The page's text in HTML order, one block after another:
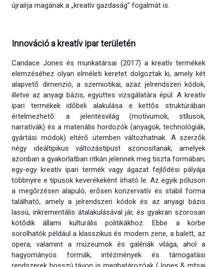
újraírja magának a „kreatív gazdaság” fogalmát is.
Innováció a kreatív ipar területén
Candace Jones és munkatársai (2017) a kreatív termékek
elemzéséhez olyan elméleti keretet dolgoztak ki, amely két
alapvető dimenzió, a szemiotikai, azaz jelrendszeri kódok,
illetve az anyagi bázis, együttes vizsgálatára épül. A kreatív
ipari termékek időbeli alakulása e kettős struktúrában
értelmezhető: a jelentésvilág (motívumok, stílusok,
narratívák) és a materiális hordozók (anyagok, technológiák,
gyártási módok) eltérő ütemben változhatnak. A szerzők
négy ideáltipikus változástípust azonosítanak, amelyek
azonban a gyakorlatban ritkán jelennek meg tiszta formában;
egy-egy kreatív ipari termék vagy ágazat fejlődési pályája
többnyire e típusok keverékeként írható le. Az egyik póluson
a megőrzésen alapuló, erősen konzervatív és stabil forma
található, amely a jelrendszeri kódok és az anyagi bázis
lassú, inkrementális átalakulásával jár, és gyakran szorosan
kötődik állami kulturális politikákhoz. Ebbe a körbe
sorolhatók például a klasszikus és modern zene, a balett, az
opera, valamint a múzeumok és galériák világa, ahol a
hagyományos formák, intézmények és támogatási